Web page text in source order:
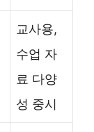
교사용,
수업 자
료 다양
성 중시